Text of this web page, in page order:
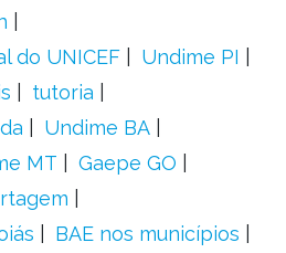
do UNICEF
Undime PI
tutoria
Undime BA
MT
Gaepe GO
BAE nos municípios